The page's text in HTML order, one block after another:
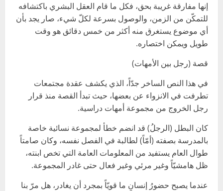
إنها مفارقة غريبة بحق، فكل ما قام العقل البشري باكتشافه
للتمكّن من الزمن، والوصول بسرعة لكلّ شيء، صار يجد بأن
أي موضوع يستغرق منه أكثر من خمس دقائق هو وقت
طويل ويمكن اختصاره.
قصة (رجل بين الأمهات)
في هذا النص الساخر جدّاً، الذي يكشف عقدة مجتمعات
تطرفت في الانزواء عن بعضها، حيث تبدأ القصة منذ قرار
رجل الخروج من مجموعة أمهات دراسية.
كان البطل (الرجلُ) قد انضم خطأ لمجموعة نسائية خاصة
بالمدرسة بصفته (أمّاً) لطالبة في الفصل نفسه، وكان صامتاً
طوال العام يستفيد من المعلومات العامة التي تخص ابنته،
ظل هامشيّاً وغير مرئي وغير فعال حتى غادر المجموعة.
عندما يصبح حضورُ إنسانٍ ما قويّاً بمجرد أن يغادر، هل مرّ بنا